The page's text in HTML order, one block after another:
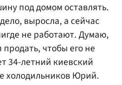
под домом оставлять.
выросла, а сейчас
не работают. Думаю,
чтобы его не
34-летний киевский
холодильников Юрий.